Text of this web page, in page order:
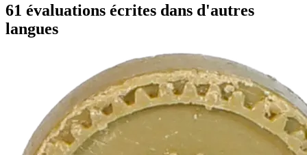
61 évaluations écrites dans d'autres
langues